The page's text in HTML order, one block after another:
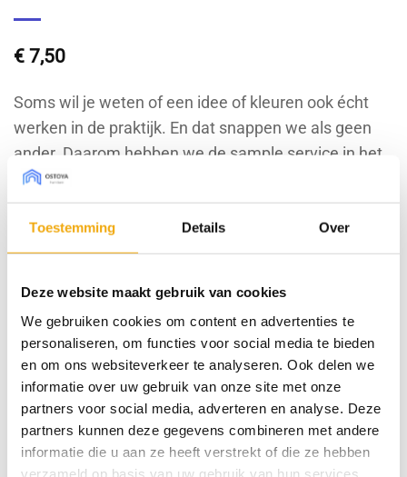
Toestemming Details Over
Deze website maakt gebruik van cookies
We gebruiken cookies om content en advertenties te
personaliseren, om functies voor social media te bieden
en om ons websiteverkeer te analyseren. Ook delen we
informatie over uw gebruik van onze site met onze
partners voor social media, adverteren en analyse. Deze
partners kunnen deze gegevens combineren met andere
informatie die u aan ze heeft verstrekt of die ze hebben
verzameld op basis van uw gebruik van hun services.
€ 7,50
Soms wil je weten of een idee of kleuren ook écht
werken in de praktijk. En dat snappen we als geen
ander. Daarom hebben we de sample service in het
leven geroepen: voor zowel IKEA-, doe-het-zelf
projecten als voor complete keukenrenovaties. Kies
één of meerdere samples uit en we sturen ze zo snel
mogelijk naar je op.
Onze samples zijn in een formaat van 30 x 30 cm. Je
kunt de samples altijd gratis aan ons retourneren en
wanneer ze onbeschadigd bij ons terug komen krijg
je het aankoopbedrag terug.
7 op voorraad (kan nabesteld worden)